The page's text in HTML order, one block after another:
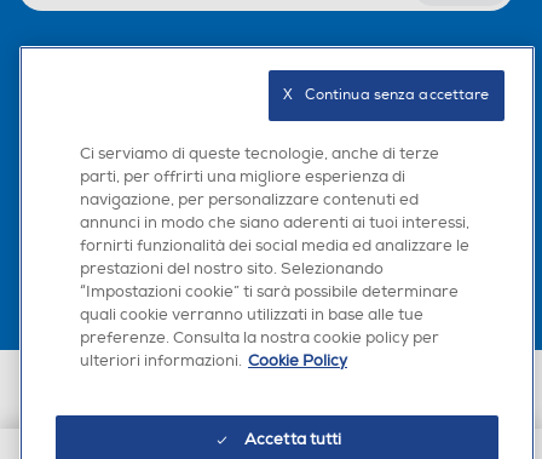
Scarica la nostra app
n. 13337170156. Codice intermediario SDI: HHBD9AK. Vendite soggette
agli Artt. 45 e ss del Codice del Consumo in tema di Diritti dei
Ci serviamo di queste tecnologie, anche di terze
parti, per offrirti una migliore esperienza di
navigazione, per personalizzare contenuti ed
annunci in modo che siano aderenti ai tuoi interessi,
fornirti funzionalità dei social media ed analizzare le
prestazioni del nostro sito. Selezionando
“Impostazioni cookie” ti sarà possibile determinare
quali cookie verranno utilizzati in base alle tue
preferenze. Consulta la nostra cookie policy per
ulteriori informazioni. Cookie Policy
Accetta tutti
X   Continua senza accettare